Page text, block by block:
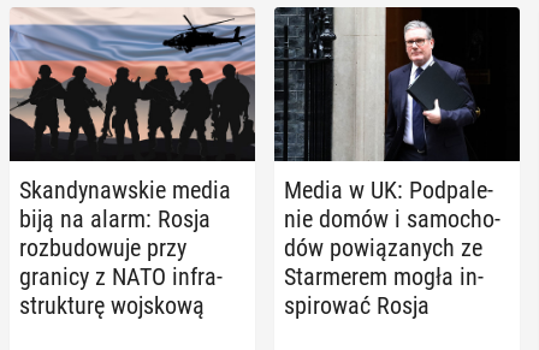
Skan­dy­naw­skie media
biją na alarm: Rosja
roz­bu­do­wu­je przy
granicy z NATO in­fra­
struk­tu­rę woj­sko­wą
Media w UK: Pod­pa­le­
nie domów i sa­mo­cho­
dów po­wią­za­nych ze
Star­me­rem mogła in­
spi­ro­wać Rosja